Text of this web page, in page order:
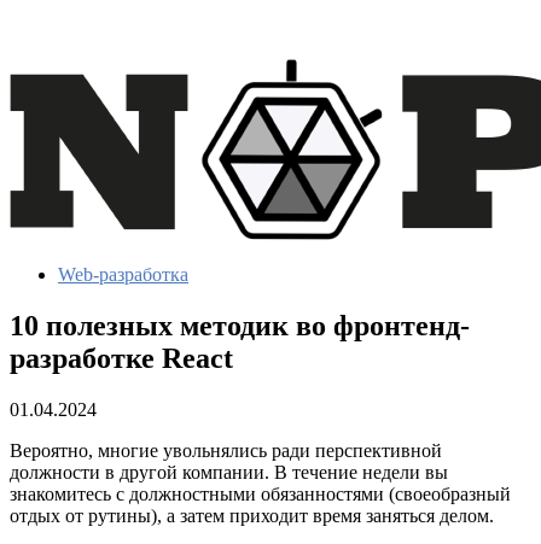
Web-разработка
10 полезных методик во фронтенд-
разработке React
01.04.2024
Вероятно, многие увольнялись ради перспективной
должности в другой компании. В течение недели вы
знакомитесь с должностными обязанностями (своеобразный
отдых от рутины), а затем приходит время заняться делом.